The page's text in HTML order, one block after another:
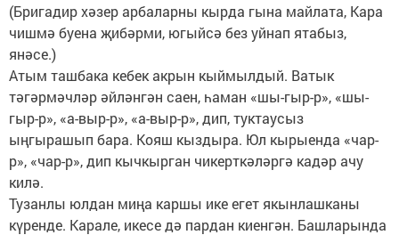
(Бригадир хәзер арбаларны кырда гына майлата, Кара
чишмә буена җибәрми, югыйсә без уйнап ятабыз,
янәсе.)
Атым ташбака кебек акрын кыймылдый. Ватык
тәгәрмәчләр әйләнгән саен, һаман «шы-гыр-р», «шы-
гыр-р», «а-выр-р», «а-выр-р», дип, туктаусыз
ыңгырашып бара. Кояш кыздыра. Юл кырыенда «чар-
р», «чар-р», дип кычкырган чикерткәләргә кадәр ачу
килә.
Тузанлы юлдан миңа каршы ике егет якынлашканы
күренде. Карале, икесе дә пардан киенгән. Башларында